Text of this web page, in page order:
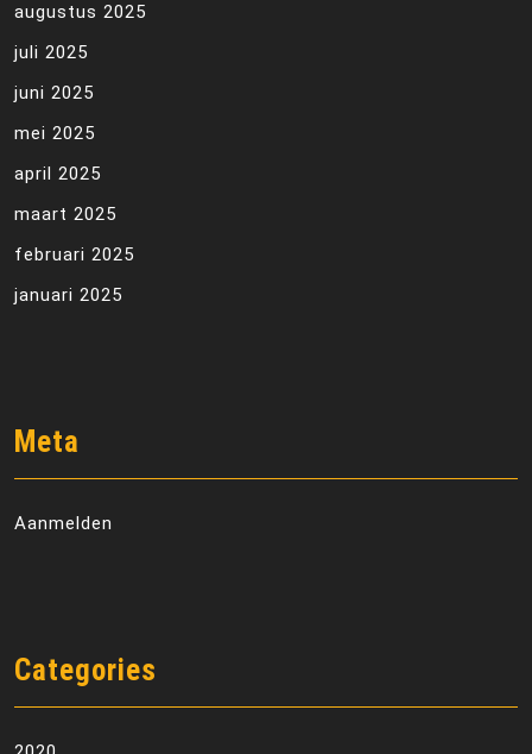
augustus 2025
juli 2025
juni 2025
mei 2025
april 2025
maart 2025
februari 2025
januari 2025
Meta
Aanmelden
Categories